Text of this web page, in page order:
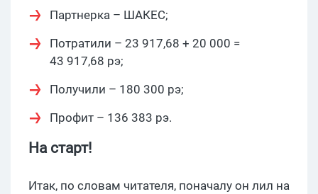
Партнерка – ШАКЕС;
Потратили – 23 917,68 + 20 000 =
43 917,68 рэ;
Получили – 180 300 рэ;
Профит – 136 383 рэ.
На старт!
Итак, по словам читателя, поначалу он лил на